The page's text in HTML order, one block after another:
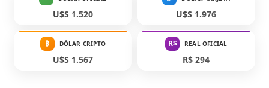
U$S 1.520 U$S 1.976
₿ DÓLAR CRIPTO
U$S 1.567
R$ REAL OFICIAL
R$ 294